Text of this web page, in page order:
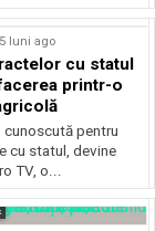
5 luni ago
cu statul
printr-o
cunoscută pentru
cu statul, devine
TV, o...